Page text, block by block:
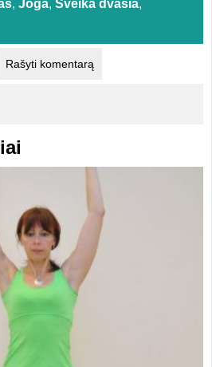
, Joga, Sveika dvasia,
Rašyti komentarą